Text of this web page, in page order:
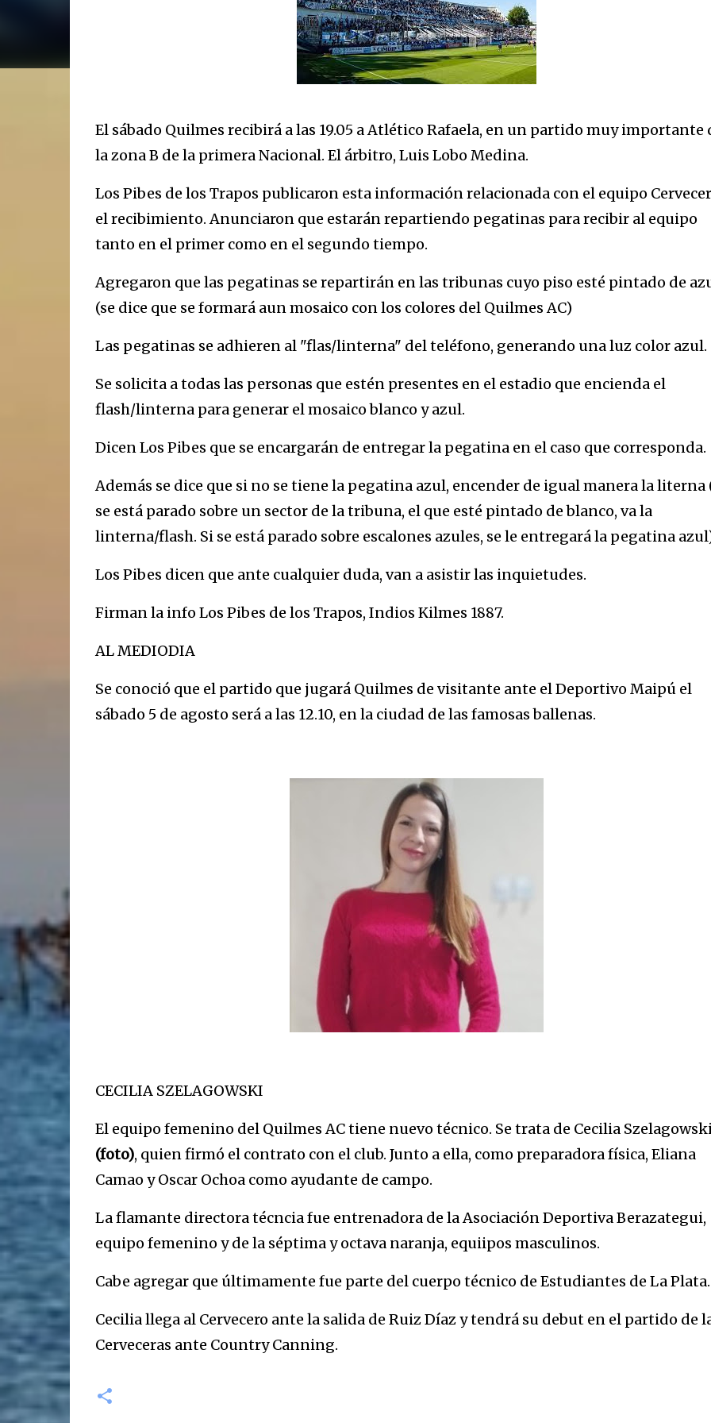
El sábado Quilmes recibirá a las 19.05 a Atlético Rafaela, en un partido muy importante
la zona B de la primera Nacional. El árbitro, Luis Lobo Medina.
Los Pibes de los Trapos publicaron esta información relacionada con el equipo
el recibimiento. Anunciaron que estarán repartiendo pegatinas para recibir al equipo
tanto en el primer como en el segundo tiempo.
Agregaron que las pegatinas se repartirán en las tribunas cuyo piso esté pintado de
(se dice que se formará aun mosaico con los colores del Quilmes AC)
Las pegatinas se adhieren al "flas/linterna" del teléfono, generando una luz color azul.
Se solicita a todas las personas que estén presentes en el estadio que encienda el
flash/linterna para generar el mosaico blanco y azul.
Dicen Los Pibes que se encargarán de entregar la pegatina en el caso que corresponda.
Además se dice que si no se tiene la pegatina azul, encender de igual manera la literna
se está parado sobre un sector de la tribuna, el que esté pintado de blanco, va la
linterna/flash. Si se está parado sobre escalones azules, se le entregará la pegatina
Los Pibes dicen que ante cualquier duda, van a asistir las inquietudes.
Firman la info Los Pibes de los Trapos, Indios Kilmes 1887.
AL MEDIODIA
Se conoció que el partido que jugará Quilmes de visitante ante el Deportivo Maipú el
sábado 5 de agosto será a las 12.10, en la ciudad de las famosas ballenas.
CECILIA SZELAGOWSKI
El equipo femenino del Quilmes AC tiene nuevo técnico. Se trata de Cecilia
(foto), quien firmó el contrato con el club. Junto a ella, como preparadora física, Eliana
Camao y Oscar Ochoa como ayudante de campo.
La flamante directora técncia fue entrenadora de la Asociación Deportiva Berazategui,
equipo femenino y de la séptima y octava naranja, equiipos masculinos.
Cabe agregar que últimamente fue parte del cuerpo técnico de Estudiantes de La Plata.
Cecilia llega al Cervecero ante la salida de Ruiz Díaz y tendrá su debut en el partido de
Cerveceras ante Country Canning.